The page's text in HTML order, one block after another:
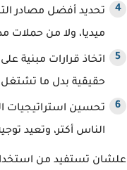
تحديد أفضل مصادر
ميديا، ولا من حملات
اتخاذ قرارات مبنية
حقيقية بدل ما
تحسين استراتيجيات
الناس أكتر، وتعيد
علشان تستفيد من استخدام